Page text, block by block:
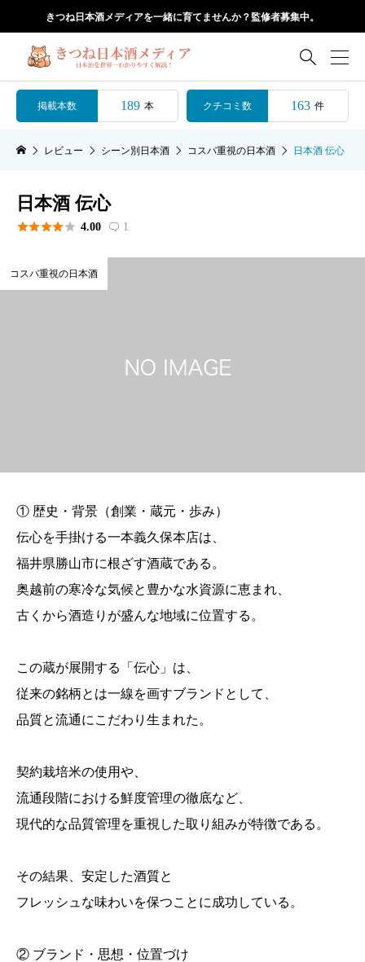
きつね日本酒メディアを一緒に育てませんか？監修者募集中。

掲載本数 189 本 クチコミ数 163 件
レビュー シーン別日本酒 コスパ重視の日本酒 日本酒 伝心
日本酒 伝心
 4.00  1
コスパ重視の日本酒
① 歴史・背景（創業・蔵元・歩み）
伝心を手掛ける一本義久保本店は、
福井県勝山市に根ざす酒蔵である。
奥越前の寒冷な気候と豊かな水資源に恵まれ、
古くから酒造りが盛んな地域に位置する。
この蔵が展開する「伝心」は、
従来の銘柄とは一線を画すブランドとして、
品質と流通にこだわり生まれた。
契約栽培米の使用や、
流通段階における鮮度管理の徹底など、
現代的な品質管理を重視した取り組みが特徴である。
その結果、安定した酒質と
フレッシュな味わいを保つことに成功している。
② ブランド・思想・位置づけ